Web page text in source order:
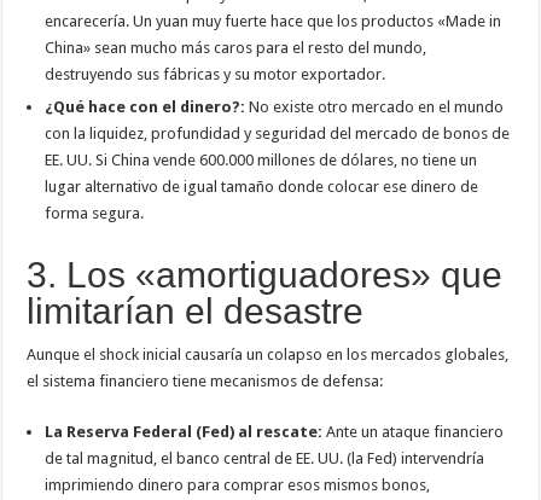
encarecería. Un yuan muy fuerte hace que los productos «Made in
China» sean mucho más caros para el resto del mundo,
destruyendo sus fábricas y su motor exportador.
¿Qué hace con el dinero?: No existe otro mercado en el mundo
con la liquidez, profundidad y seguridad del mercado de bonos de
EE. UU. Si China vende 600.000 millones de dólares, no tiene un
lugar alternativo de igual tamaño donde colocar ese dinero de
forma segura.
3. Los «amortiguadores» que
limitarían el desastre
Aunque el shock inicial causaría un colapso en los mercados globales,
el sistema financiero tiene mecanismos de defensa:
La Reserva Federal (Fed) al rescate: Ante un ataque financiero
de tal magnitud, el banco central de EE. UU. (la Fed) intervendría
imprimiendo dinero para comprar esos mismos bonos,